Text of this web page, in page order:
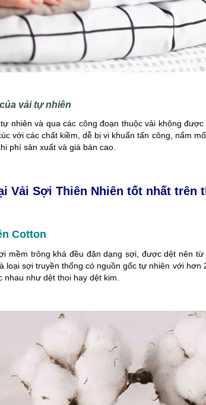
vải tự nhiên
nhiên và qua các công đoạn thuộc vải không
với các chất kiềm, dễ bị vi khuẩn tấn công, nấm
phí sản xuất và giá bán cao.
Vải Sợi Thiên Nhiên tốt nhất trên
Cotton
mềm trông khá đều đặn dạng sợi, được dệt nên
loại sợi truyền thống có nguồn gốc tự nhiên với
nhau như dệt thoi hay dệt kim.